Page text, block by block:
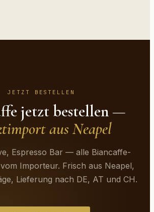
JETZT BESTELLEN
jetzt bestellen —
aus Neapel
Espresso Bar — alle Biancaffe-
Importeur. Frisch aus Neapel,
Lieferung nach DE, AT und CH.